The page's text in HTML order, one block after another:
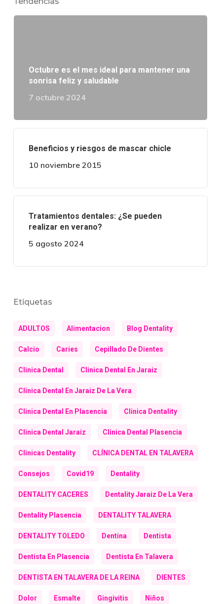
Octubre es el mes ideal para mantener una
sonrisa feliz y saludable
7 octubre 2024
Beneficios y riesgos de mascar chicle
10 noviembre 2015
Tratamientos dentales: ¿Se pueden
realizar en verano?
5 agosto 2024
Etiquetas
ADULTOS Alimentacion Blog Dentality
Calcio Caries Cepillado De Dientes
Clinica Dental Clinica Dental En Jaraiz
Clinica Dental En Jaraiz De La Vera
Clinica Dental En Plasencia Clinica Dentality
Clinica Dental Jaraiz Clinica Dental Plasencia
Clinicas Dentality CLÍNICA DENTAL EN TALAVERA
Consejos Covid19 Dentality
DENTALITY CACERES Dentality Jaraiz De La Vera
Dentality Plasencia DENTALITY TALAVERA
DENTALITY TOLEDO Dentina Dentista
Dentista En Plasencia Dentista En Talavera
DENTISTA EN TALAVERA DE LA REINA DIENTES
Dolor Esmalte Gingivitis Niños